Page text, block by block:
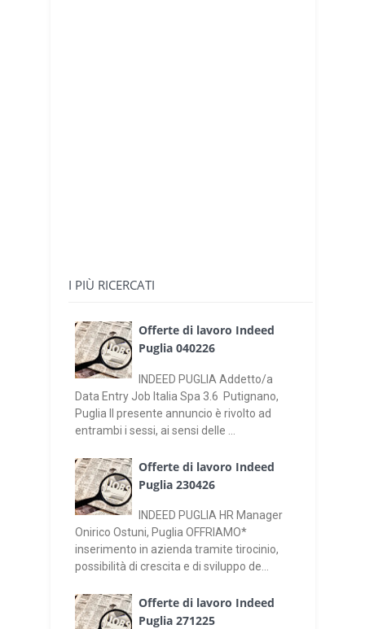
I PIÙ RICERCATI
Offerte di lavoro Indeed
Puglia 040226
INDEED PUGLIA Addetto/a
Data Entry Job Italia Spa 3.6 Putignano,
Puglia Il presente annuncio è rivolto ad
entrambi i sessi, ai sensi delle ...
Offerte di lavoro Indeed
Puglia 230426
INDEED PUGLIA HR Manager
Onirico Ostuni, Puglia OFFRIAMO*
inserimento in azienda tramite tirocinio,
possibilità di crescita e di sviluppo de...
Offerte di lavoro Indeed
Puglia 271225